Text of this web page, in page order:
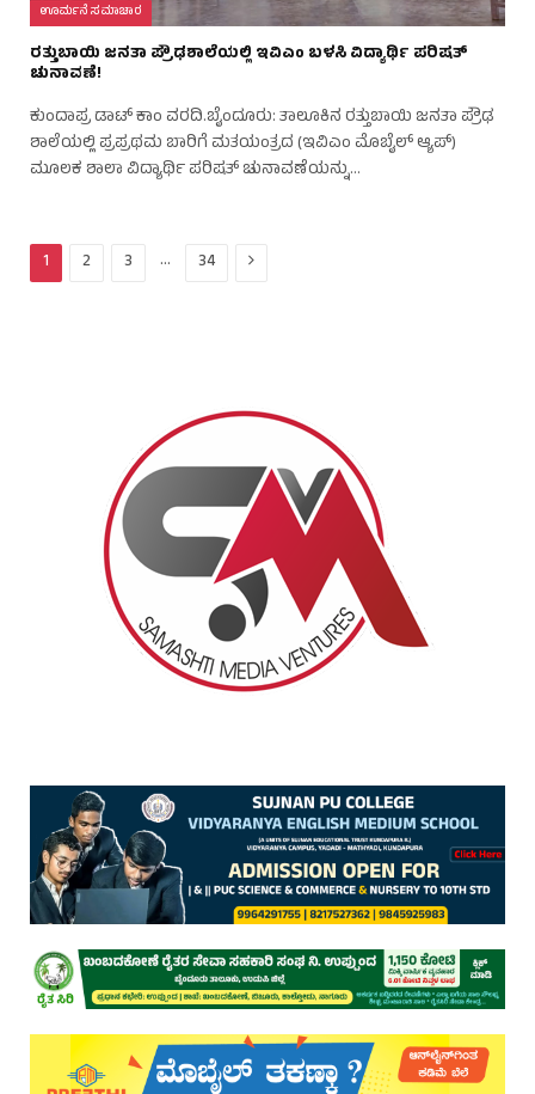
ಊರ್ಮನೆ ಸಮಾಚಾರ
ರತ್ತುಬಾಯಿ ಜನತಾ ಪ್ರೌಢಶಾಲೆಯಲ್ಲಿ ಇವಿಎಂ ಬಳಸಿ ವಿದ್ಯಾರ್ಥಿ ಪರಿಷತ್
ಚುನಾವಣೆ!
ಕುಂದಾಪ್ರ ಡಾಟ್ ಕಾಂ ವರದಿ.ಬೈಂದೂರು: ತಾಲೂಕಿನ ರತ್ತುಬಾಯಿ ಜನತಾ ಪ್ರೌಢ
ಶಾಲೆಯಲ್ಲಿ ಪ್ರಪ್ರಥಮ ಬಾರಿಗೆ ಮತಯಂತ್ರದ (ಇವಿಎಂ ಮೊಬೈಲ್ ಆ್ಯಪ್)
ಮೂಲಕ ಶಾಲಾ ವಿದ್ಯಾರ್ಥಿ ಪರಿಷತ್ ಚುನಾವಣೆಯನ್ನು…
1 2 3 … 34 Next